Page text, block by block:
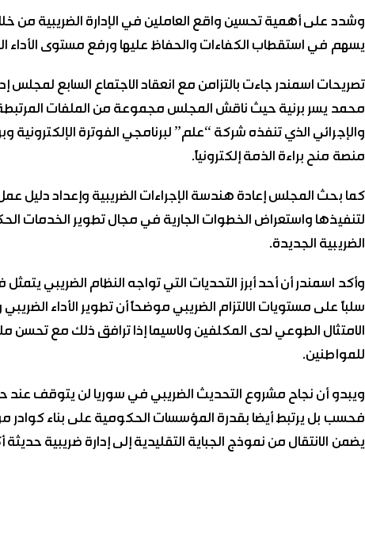
‏وشدد على أهمية تحسين واقع العاملين في الإدارة الضريبية من
يسهم في استقطاب الكفاءات والحفاظ عليها ورفع مستوى
‏تصريحات اسمندر جاءت بالتزامن مع انعقاد الاجتماع السابع لمجلس
محمد يسر برنية حيث ناقش المجلس مجموعة من الملفات
والإجرائي الذي تنفذه شركة “علم” لبرنامجي الفوترة الإلكترونية
منصة منح براءة الذمة إلكترونياً.
‏كما بحث المجلس إعادة هندسة الإجراءات الضريبية وإعداد
لتنفيذها واستعراض الخطوات الجارية في مجال تطوير الخدمات
الضريبية الجديدة.
‏وأكد اسمندر أن أحد أبرز التحديات التي تواجه النظام الضريبي
سلباً على مستويات الالتزام الضريبي موضحاً أن تطوير الأداء
الامتثال الطوعي لدى المكلفين ولاسيما إذا ترافق ذلك مع
للمواطنين.
‏ويبدو أن نجاح مشروع التحديث الضريبي في سوريا لن يتوقف عند
فحسب بل يرتبط أيضا بقدرة المؤسسات الحكومية على بناء كوادر
يضمن الانتقال من نموذج الجباية التقليدية إلى إدارة ضريبية